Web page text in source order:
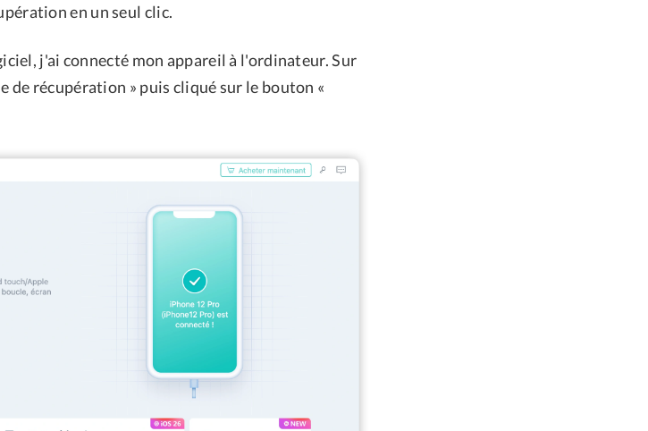
en un seul clic.
j'ai connecté mon appareil à l'ordinateur. Sur
de récupération » puis cliqué sur le bouton «